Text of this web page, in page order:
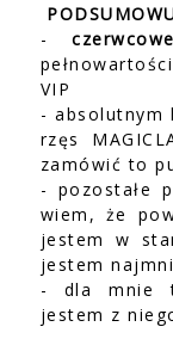
-
VIP
- absolutnym
rzęs
zamówić to
- pozostałe
wiem, że
jestem w
jestem
- dla mnie
jestem z